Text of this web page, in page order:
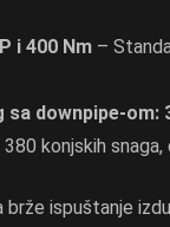
i 400 Nm –
downpipe-om:
konjskih
brže ispuštanje